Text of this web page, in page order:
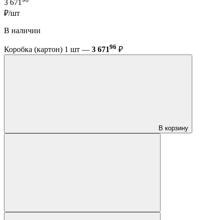
3 671
₽/шт
В наличии
Коробка (картон) 1 шт — 3 67196 ₽
В корзину